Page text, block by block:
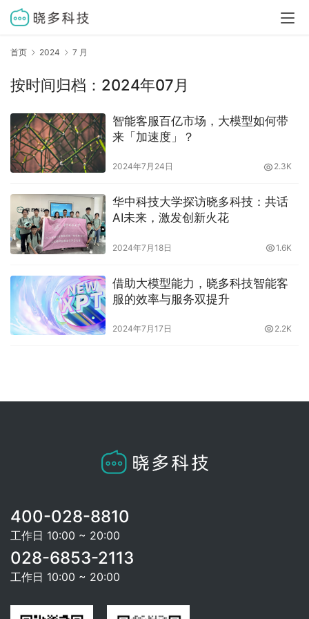
首页 2024 7 月
按时间归档：2024年07月
智能客服百亿市场，大模型如何带
来「加速度」？
2024年7月24日 2.3K
华中科技大学探访晓多科技：共话
AI未来，激发创新火花
2024年7月18日 1.6K
借助大模型能力，晓多科技智能客
服的效率与服务双提升
2024年7月17日 2.2K
400-028-8810
工作日 10:00 ~ 20:00
028-6853-2113
工作日 10:00 ~ 20:00